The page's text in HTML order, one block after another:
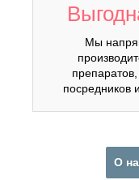
Мы
посредников
О